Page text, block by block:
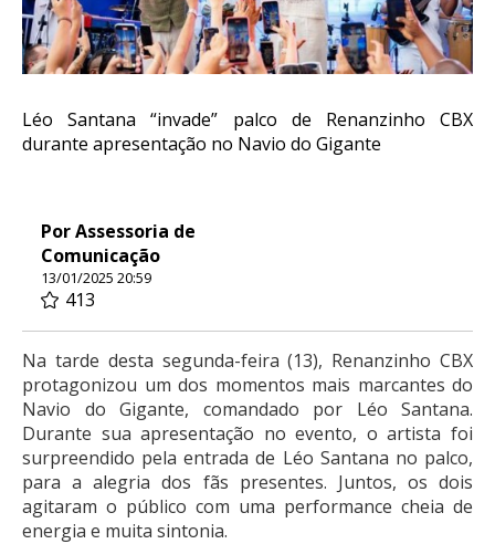
Léo Santana “invade” palco de Renanzinho CBX
durante apresentação no Navio do Gigante
Por Assessoria de
Comunicação
13/01/2025 20:59
413
Na tarde desta segunda-feira (13), Renanzinho CBX
protagonizou um dos momentos mais marcantes do
Navio do Gigante, comandado por Léo Santana.
Durante sua apresentação no evento, o artista foi
surpreendido pela entrada de Léo Santana no palco,
para a alegria dos fãs presentes. Juntos, os dois
agitaram o público com uma performance cheia de
energia e muita sintonia.